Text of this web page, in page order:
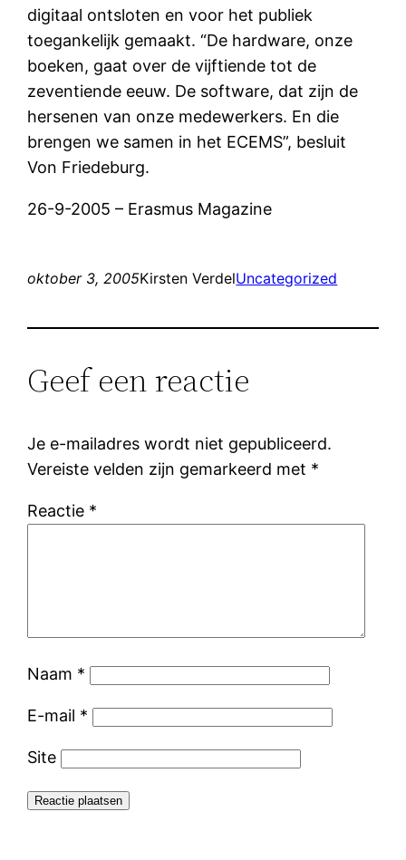
digitaal ontsloten en voor het publiek
toegankelijk gemaakt. “De hardware, onze
boeken, gaat over de vijftiende tot de
zeventiende eeuw. De software, dat zijn de
hersenen van onze medewerkers. En die
brengen we samen in het ECEMS”, besluit
Von Friedeburg.
26-9-2005 – Erasmus Magazine
oktober 3, 2005Kirsten VerdelUncategorized
Geef een reactie
Je e-mailadres wordt niet gepubliceerd.
Vereiste velden zijn gemarkeerd met *
Reactie *
Naam *
E-mail *
Site